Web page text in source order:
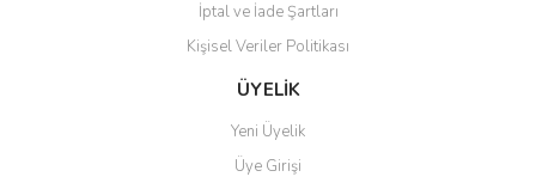
Gönder
İptal ve İade Şartları
Kişisel Veriler Politikası
ÜYELİK
Yeni Üyelik
Üye Girişi